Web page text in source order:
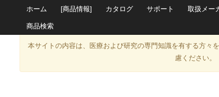
ホーム [商品情報] カタログ サポート 取扱メー
商品検索
本サイトの内容は、医療および研究の専門知識を有する方々
慮ください。